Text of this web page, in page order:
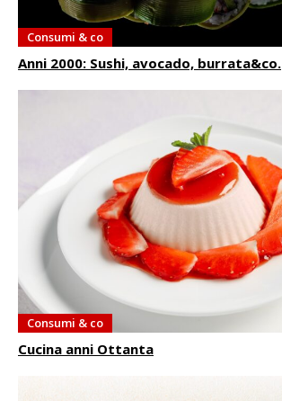
Consumi & co
Anni 2000: Sushi, avocado, burrata&co.
Consumi & co
Cucina anni Ottanta